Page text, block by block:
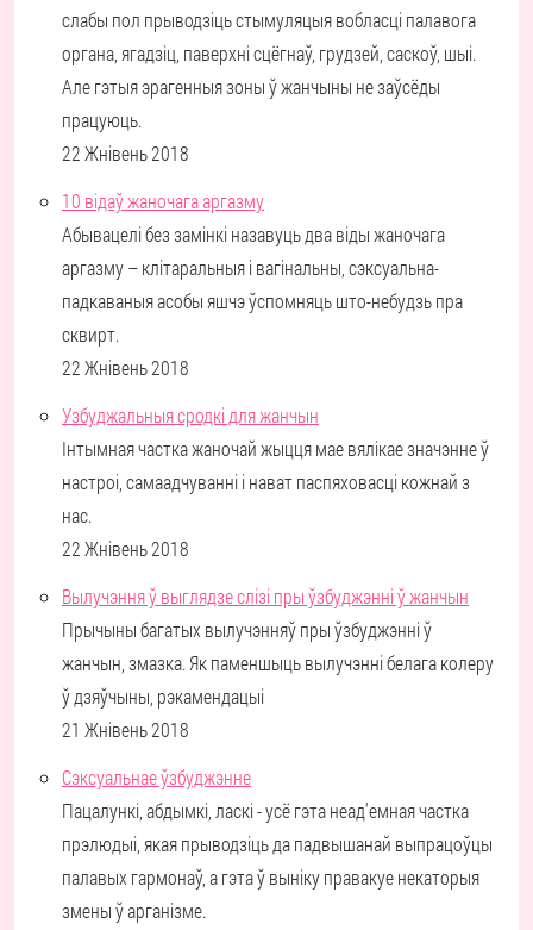
слабы пол прыводзіць стымуляцыя вобласці палавога
органа, ягадзіц, паверхні сцёгнаў, грудзей, саскоў, шыі.
Але гэтыя эрагенныя зоны ў жанчыны не заўсёды
працуюць.
22 Жнівень 2018
10 відаў жаночага аргазму
Абывацелі без замінкі назавуць два віды жаночага
аргазму – клітаральныя і вагінальны, сэксуальна-
падкаваныя асобы яшчэ ўспомняць што-небудзь пра
сквирт.
22 Жнівень 2018
Узбуджальныя сродкі для жанчын
Інтымная частка жаночай жыцця мае вялікае значэнне ў
настроі, самаадчуванні і нават паспяховасці кожнай з
нас.
22 Жнівень 2018
Вылучэння ў выглядзе слізі пры ўзбуджэнні ў жанчын
Прычыны багатых вылучэнняў пры ўзбуджэнні ў
жанчын, змазка. Як паменшыць вылучэнні белага колеру
ў дзяўчыны, рэкамендацыі
21 Жнівень 2018
Сэксуальнае ўзбуджэнне
Пацалункі, абдымкі, ласкі - усё гэта неад'емная частка
прэлюдыі, якая прыводзіць да падвышанай выпрацоўцы
палавых гармонаў, а гэта ў выніку правакуе некаторыя
змены ў арганізме.